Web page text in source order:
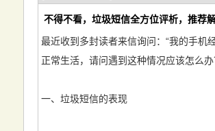
不得不看，垃圾短信全方位评析，推荐
最近收到多封读者来信询问：“我的手机
正常生活，请问遇到这种情况应该怎么
一、垃圾短信的表现